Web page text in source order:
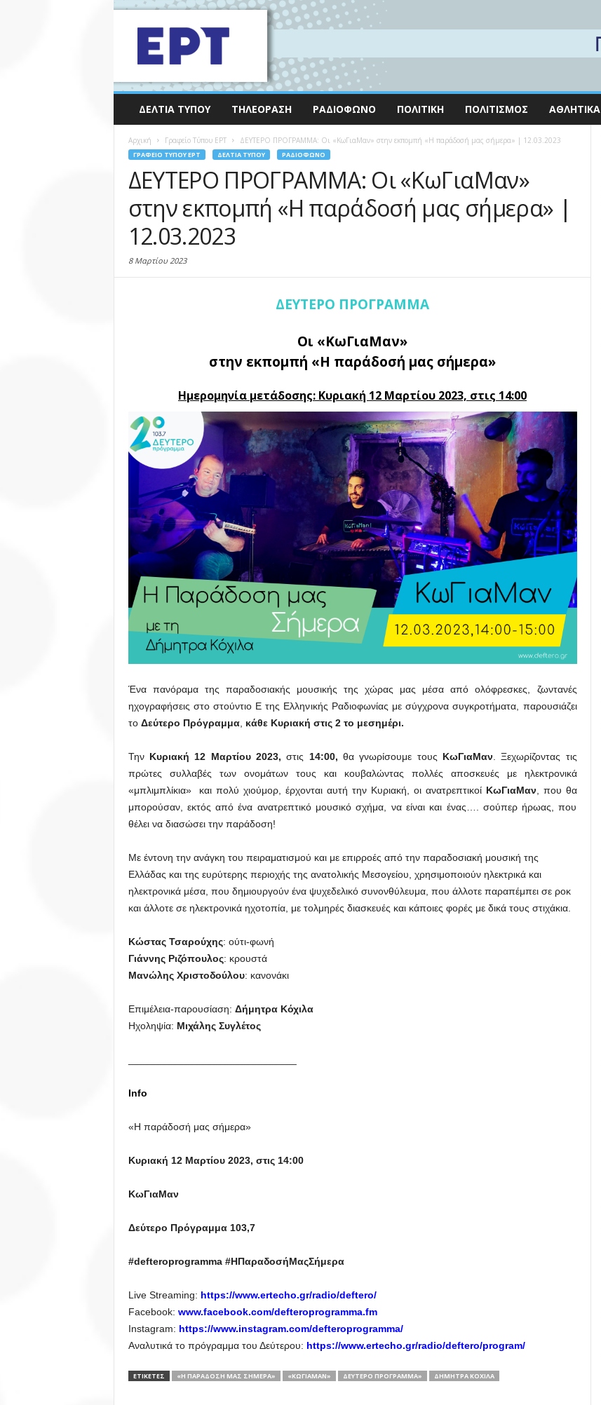
ΔΕΛΤΊΑ ΤΎΠΟΥ ΤΗΛΕΌΡΑΣΗ ΡΑΔΙΌΦΩΝΟ ΠΟΛΙΤΙΚΉ ΠΟΛΙΤΙΣΜΌΣ ΑΘΛΗΤΙΚΆ
Αρχική Γραφείο Τύπου ΕΡΤ ΔΕΥΤΕΡΟ ΠΡΟΓΡΑΜΜΑ: Οι «ΚωΓιαΜαν» στην εκπομπή «Η παράδοσή μας σήμερα» | 12.03.2023
ΓΡΑΦΕΊΟ ΤΎΠΟΥ ΕΡΤ ΔΕΛΤΊΑ ΤΎΠΟΥ ΡΑΔΙΌΦΩΝΟ
ΔΕΥΤΕΡΟ ΠΡΟΓΡΑΜΜΑ: Οι «ΚωΓιαΜαν»
στην εκπομπή «Η παράδοσή μας σήμερα» |
12.03.2023
8 Μαρτίου 2023
ΔΕΥΤΕΡΟ ΠΡΟΓΡΑΜΜΑ
Οι «ΚωΓιαΜαν»
στην εκπομπή «Η παράδοσή μας σήμερα»
Ημερομηνία μετάδοσης: Κυριακή 12 Μαρτίου 2023, στις 14:00
Ένα πανόραμα της παραδοσιακής μουσικής της χώρας μας μέσα από ολόφρεσκες, ζωντανές
ηχογραφήσεις στο στούντιο Ε της Ελληνικής Ραδιοφωνίας με σύγχρονα συγκροτήματα, παρουσιάζει
το Δεύτερο Πρόγραμμα, κάθε Κυριακή στις 2 το μεσημέρι.
Την Κυριακή 12 Μαρτίου 2023,στις 14:00, θα γνωρίσουμε τους ΚωΓιαΜαν. Ξεχωρίζοντας τις
πρώτες συλλαβές των ονομάτων τους και κουβαλώντας πολλές αποσκευές με ηλεκτρονικά
«μπλιμπλίκια» και πολύ χιούμορ, έρχονται αυτή την Κυριακή, οι ανατρεπτικοί ΚωΓιαΜαν, που θα
μπορούσαν, εκτός από ένα ανατρεπτικό μουσικό σχήμα, να είναι και ένας…. σούπερ ήρωας, που
θέλει να διασώσει την παράδοση!
Με έντονη την ανάγκη του πειραματισμού και με επιρροές από την παραδοσιακή μουσική της
Ελλάδας και της ευρύτερης περιοχής της ανατολικής Μεσογείου, χρησιμοποιούν ηλεκτρικά και
ηλεκτρονικά μέσα, που δημιουργούν ένα ψυχεδελικό συνονθύλευμα, που άλλοτε παραπέμπει σε ροκ
και άλλοτε σε ηλεκτρονικά ηχοτοπία, με τολμηρές διασκευές και κάποιες φορές με δικά τους στιχάκια.
Κώστας Τσαρούχης: ούτι-φωνή
Γιάννης Ριζόπουλος: κρουστά
Μανώλης Χριστοδούλου: κανονάκι
Επιμέλεια-παρουσίαση: Δήμητρα Κόχιλα
Ηχοληψία: Μιχάλης Συγλέτος
Info
«Η παράδοσή μας σήμερα»
Κυριακή 12 Μαρτίου 2023, στις 14:00
ΚωΓιαΜαν
Δεύτερο Πρόγραμμα 103,7
#defteroprogramma #ΗΠαραδοσήΜαςΣήμερα
Live Streaming: https://www.ertecho.gr/radio/deftero/
Facebook: www.facebook.com/defteroprogramma.fm
Instagram: https://www.instagram.com/defteroprogramma/
Αναλυτικά το πρόγραμμα του Δεύτερου: https://www.ertecho.gr/radio/deftero/program/
ΕΤΙΚΕΤΕΣ «Η ΠΑΡΆΔΟΣΗ ΜΑΣ ΣΉΜΕΡΑ» «ΚΩΓΙΑΜΑΝ» ΔΕΎΤΕΡΟ ΠΡΌΓΡΑΜΜΑ» ΔΉΜΗΤΡΑ ΚΌΧΙΛΑ